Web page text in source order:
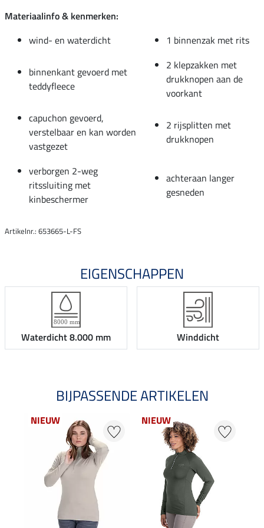
Materiaalinfo & kenmerken:
wind- en waterdicht
1 binnenzak met rits
binnenkant gevoerd met
teddyfleece
2 klepzakken met
drukknopen aan de
voorkant
capuchon gevoerd,
verstelbaar en kan worden
vastgezet
2 rijsplitten met
drukknopen
verborgen 2-weg
ritssluiting met
kinbeschermer
achteraan langer
gesneden
Artikelnr.: 653665-L-FS
EIGENSCHAPPEN
Waterdicht 8.000 mm Winddicht
BIJPASSENDE ARTIKELEN
NIEUW NIEUW